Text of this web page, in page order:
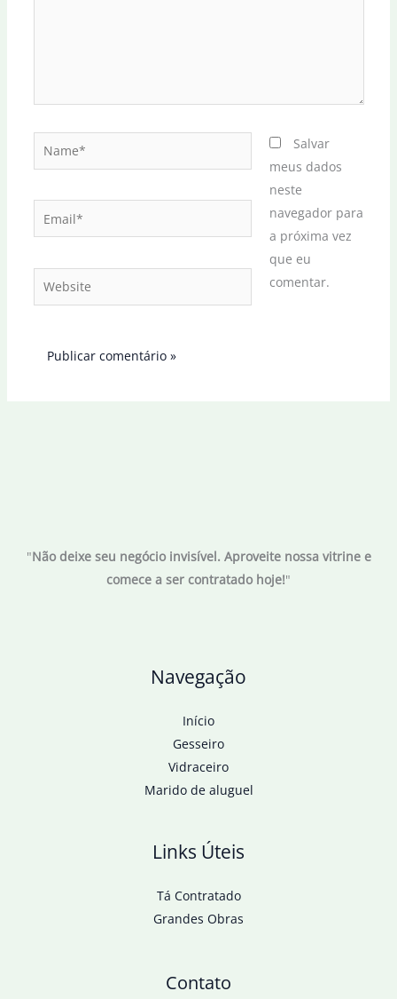
Email*
Website
Salvar
meus dados
neste
navegador para
a próxima vez
que eu
comentar.
"Não deixe seu negócio invisível. Aproveite nossa vitrine e
comece a ser contratado hoje!"
Navegação
Início
Gesseiro
Vidraceiro
Marido de aluguel
Links Úteis
Tá Contratado
Grandes Obras
Contato